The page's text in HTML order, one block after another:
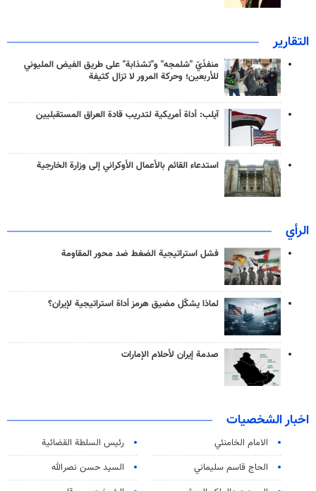
التقارير
منفذَيّ "شلمجه" و"تشذابة" على طريق الفيض المليوني
للأربعين؛ وحركة المرور لا تزال كثيفة
آيلب: أداة أمريكية لتدريب قادة العراق المستقبليين
استدعاء القائم بالأعمال الأوكراني إلى وزارة الخارجية
الرأي
فشل استراتيجية الضغط ضد محور المقاومة
لماذا يشكّل مضيق هرمز أداة استراتيجية لإيران؟
صدمة إيران لأحلام الإمارات
اخبار الشخصيات
الامام الخامنئي
رئیس السلطة القضائیة
الحاج قاسم سليماني
السيد حسن نصرالله